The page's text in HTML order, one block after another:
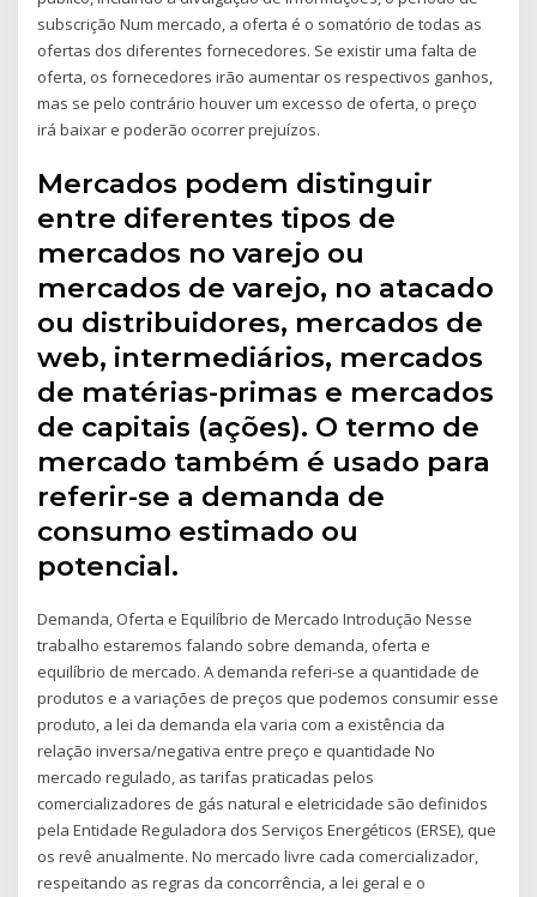
subscrição Num mercado, a oferta é o somatório de todas as
ofertas dos diferentes fornecedores. Se existir uma falta de
oferta, os fornecedores irão aumentar os respectivos ganhos,
mas se pelo contrário houver um excesso de oferta, o preço
irá baixar e poderão ocorrer prejuízos.
Mercados podem distinguir
entre diferentes tipos de
mercados no varejo ou
mercados de varejo, no atacado
ou distribuidores, mercados de
web, intermediários, mercados
de matérias-primas e mercados
de capitais (ações). O termo de
mercado também é usado para
referir-se a demanda de
consumo estimado ou
potencial.
Demanda, Oferta e Equilíbrio de Mercado Introdução Nesse
trabalho estaremos falando sobre demanda, oferta e
equilíbrio de mercado. A demanda referi-se a quantidade de
produtos e a variações de preços que podemos consumir esse
produto, a lei da demanda ela varia com a existência da
relação inversa/negativa entre preço e quantidade No
mercado regulado, as tarifas praticadas pelos
comercializadores de gás natural e eletricidade são definidos
pela Entidade Reguladora dos Serviços Energéticos (ERSE), que
os revê anualmente. No mercado livre cada comercializador,
respeitando as regras da concorrência, a lei geral e o